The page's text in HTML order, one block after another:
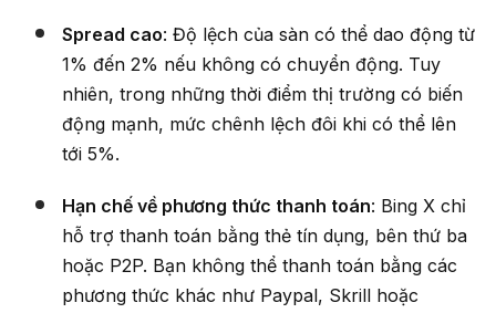
Spread cao: Độ lệch của sàn có thể dao động từ
1% đến 2% nếu không có chuyển động. Tuy
nhiên, trong những thời điểm thị trường có biến
động mạnh, mức chênh lệch đôi khi có thể lên
tới 5%.
Hạn chế về phương thức thanh toán: Bing X chỉ
hỗ trợ thanh toán bằng thẻ tín dụng, bên thứ ba
hoặc P2P. Bạn không thể thanh toán bằng các
phương thức khác như Paypal, Skrill hoặc